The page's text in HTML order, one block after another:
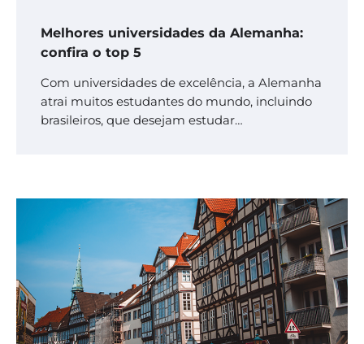
Melhores universidades da Alemanha:
confira o top 5
Com universidades de excelência, a Alemanha
atrai muitos estudantes do mundo, incluindo
brasileiros, que desejam estudar…